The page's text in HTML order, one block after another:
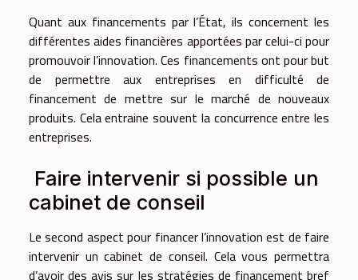
Quant aux financements par l’État, ils concernent les
différentes aides financières apportées par celui-ci pour
promouvoir l’innovation. Ces financements ont pour but
de permettre aux entreprises en difficulté de
financement de mettre sur le marché de nouveaux
produits. Cela entraine souvent la concurrence entre les
entreprises.
Faire intervenir si possible un
cabinet de conseil
Le second aspect pour financer l’innovation est de faire
intervenir un cabinet de conseil. Cela vous permettra
d’avoir des avis sur les stratégies de financement bref